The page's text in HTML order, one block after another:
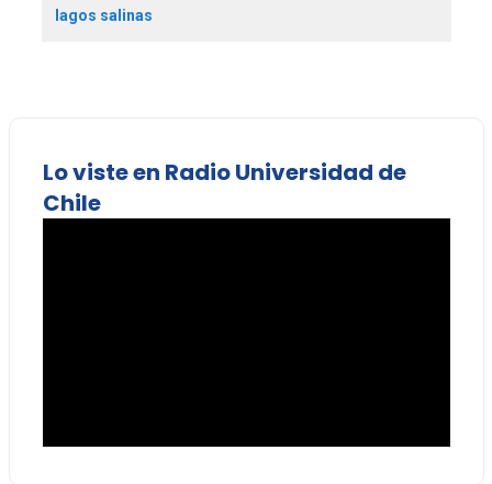
lagos salinas
Lo viste en Radio Universidad de
Chile